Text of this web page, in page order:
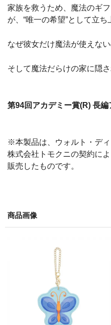
家族を救うため、魔法のギ
が、“唯一の希望”として立ち
なぜ彼女だけ魔法が使えない
そして魔法だらけの家に隠
第94回アカデミー賞(R) 長編
※本製品は、ウォルト・デ
株式会社トモクニの契約に
販売したものです。
商品画像